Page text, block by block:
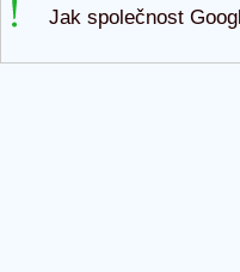
Jak společnost